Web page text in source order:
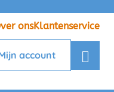
onsKlantenservice
account
op uw vraag
chatbot voor